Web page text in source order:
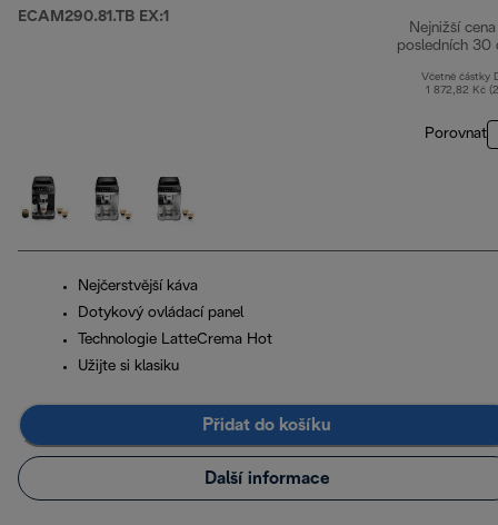
ECAM290.81.TB EX:1
Nejnižší
posledních 30
Včetně částky
1 872,82 Kč
Porovnat
Nejčerstvější káva
Dotykový ovládací panel
Technologie LatteCrema Hot
Užijte si klasiku
Přidat do košíku
Další informace